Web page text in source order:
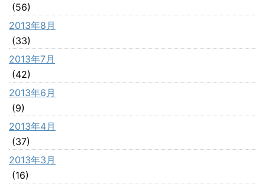
(56)
2013年8月
(33)
2013年7月
(42)
2013年6月
(9)
2013年4月
(37)
2013年3月
(16)